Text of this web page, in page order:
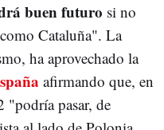
buen futuro si no
Cataluña". La
ha aprovechado la
afirmando que, en
"podría pasar, de